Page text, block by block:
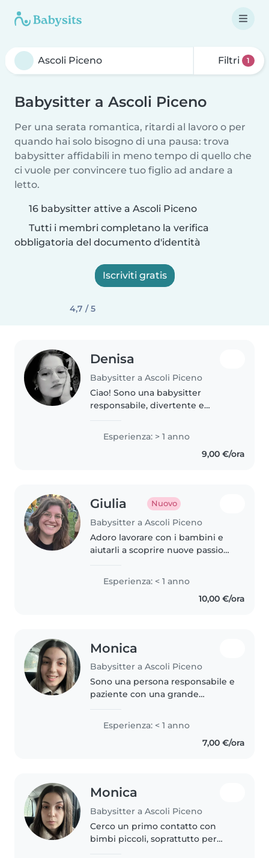
Filtri 1
Babysitter a Ascoli Piceno
Per una serata romantica, ritardi al lavoro o per
quando hai solo bisogno di una pausa: trova
babysitter affidabili in meno tempo di quello che
ci vuole per convincere tuo figlio ad andare a
letto.
16 babysitter attive a Ascoli Piceno
Tutti i membri completano la verifica
obbligatoria del documento d'identità
Iscriviti gratis
4,7 / 5
Denisa
Babysitter a Ascoli Piceno
Ciao! Sono una babysitter
responsabile, divertente e
esperienza nella cura di bambini
in età prescolare. Parlo italiano e
rumeno. Mi piace disegnare,
Esperienza: > 1 anno
9,00 €/ora
Giulia Nuovo
Babysitter a Ascoli Piceno
Adoro lavorare con i bambini e
aiutarli a scoprire nuove passioni.
aiutare con i compiti.
Esperienza: < 1 anno
10,00 €/ora
Monica
Babysitter a Ascoli Piceno
Sono una persona responsabile e
paziente con una grande
frequentando il secondo anno di
scienze dell'educazione e adoro
prendermi cura dei più piccoli...
Esperienza: < 1 anno
7,00 €/ora
Monica
Babysitter a Ascoli Piceno
Cerco un primo contatto con
bimbi piccoli, soprattutto per